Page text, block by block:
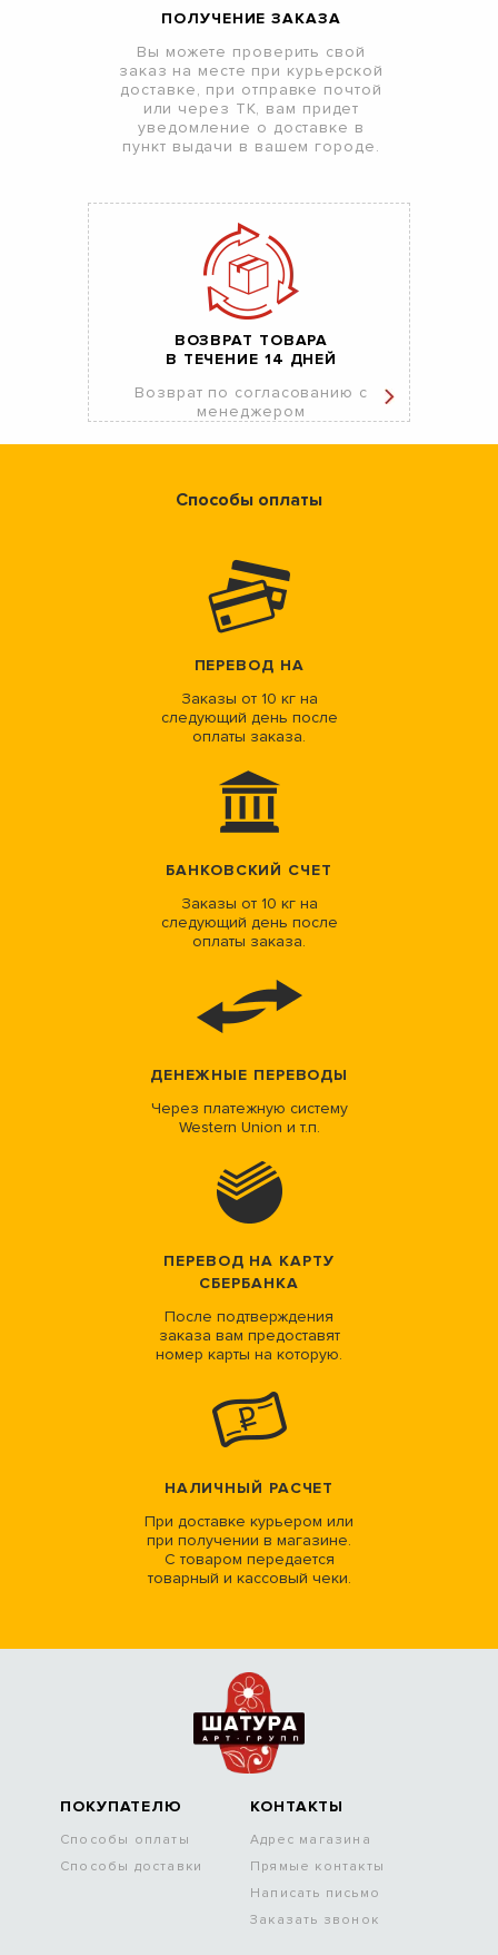
ПОЛУЧЕНИЕ ЗАКАЗА
Вы можете проверить свой
заказ на месте при курьерской
доставке, при отправке почтой
или через ТК, вам придет
уведомление о доставке в
пункт выдачи в вашем городе.
ВОЗВРАТ ТОВАРА
В ТЕЧЕНИЕ 14 ДНЕЙ
Возврат по согласованию с
менеджером
Способы оплаты
ПЕРЕВОД НА
Заказы от 10 кг на
следующий день после
оплаты заказа.
БАНКОВСКИЙ СЧЕТ
Заказы от 10 кг на
следующий день после
оплаты заказа.
ДЕНЕЖНЫЕ ПЕРЕВОДЫ
Через платежную систему
Western Union и т.п.
ПЕРЕВОД НА КАРТУ
СБЕРБАНКА
После подтверждения
заказа вам предоставят
номер карты на которую.
НАЛИЧНЫЙ РАСЧЕТ
При доставке курьером или
при получении в магазине.
С товаром передается
товарный и кассовый чеки.
ПОКУПАТЕЛЮ
Способы оплаты
Способы доставки
КОНТАКТЫ
Адрес магазина
Прямые контакты
Написать письмо
Заказать звонок